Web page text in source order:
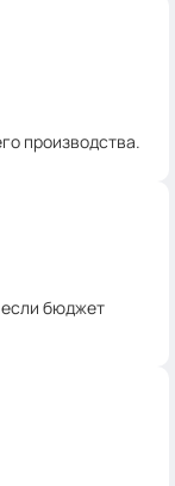
производства.
бюджет